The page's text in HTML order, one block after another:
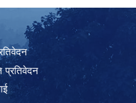
प्रतिवेदन